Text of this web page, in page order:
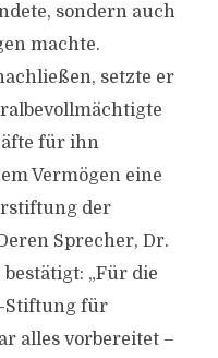
sondern auch
machte.
setzte er
für ihn
Vermögen eine
der
Sprecher, Dr.
„Für die
Stiftung für
alles vorbereitet –